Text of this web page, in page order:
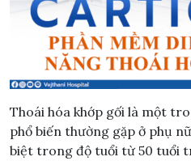
Thoái hóa khớp gối là một
phổ biến thường gặp ở phụ
biệt trong độ tuổi từ 50 tuổi